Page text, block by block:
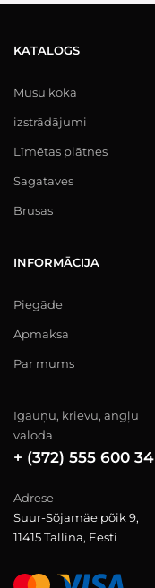
KATALOGS
Mūsu koka
izstrādājumi
Līmētas plātnes
Sagataves
Brusas
INFORMĀCIJA
Piegāde
Apmaksa
Par mums
Igauņu, krievu, angļu
valoda
+ (372) 555 600 34
Adrese
Suur-Sõjamäe põik 9,
11415 Tallina, Eesti